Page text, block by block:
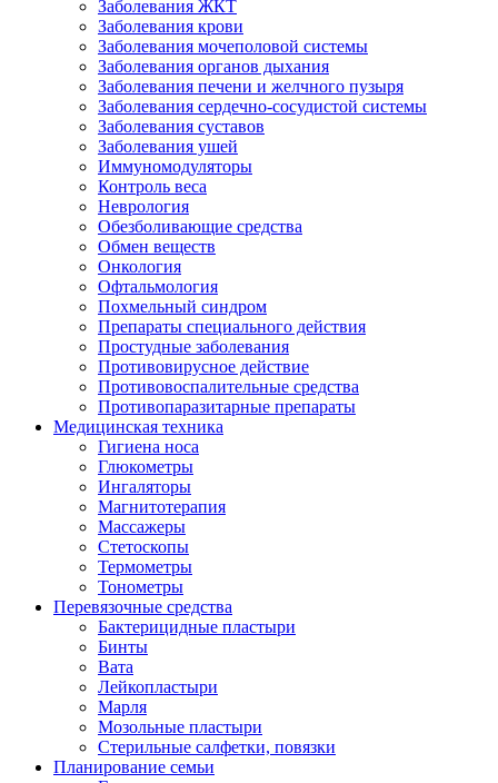
Заболевания ЖКТ
Заболевания крови
Заболевания мочеполовой системы
Заболевания органов дыхания
Заболевания печени и желчного пузыря
Заболевания сердечно-сосудистой системы
Заболевания суставов
Заболевания ушей
Иммуномодуляторы
Контроль веса
Неврология
Обезболивающие средства
Обмен веществ
Онкология
Офтальмология
Похмельный синдром
Препараты специального действия
Простудные заболевания
Противовирусное действие
Противовоспалительные средства
Противопаразитарные препараты
Медицинская техника
Гигиена носа
Глюкометры
Ингаляторы
Магнитотерапия
Массажеры
Стетоскопы
Термометры
Тонометры
Перевязочные средства
Бактерицидные пластыри
Бинты
Вата
Лейкопластыри
Марля
Мозольные пластыри
Стерильные салфетки, повязки
Планирование семьи